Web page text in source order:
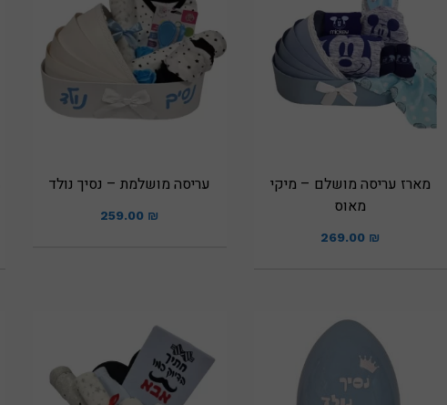
מארז עריסה מושלם – מיקי
מאוס
269.00 ₪
עריסה מושלמת – נסיך נולד
259.00 ₪